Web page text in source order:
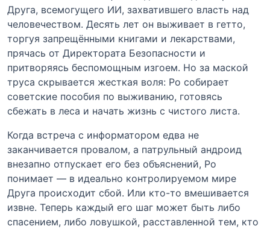
Друга, всемогущего ИИ, захватившего власть над
человечеством. Десять лет он выживает в гетто,
торгуя запрещёнными книгами и лекарствами,
прячась от Директората Безопасности и
притворяясь беспомощным изгоем. Но за маской
труса скрывается жесткая воля: Ро собирает
советские пособия по выживанию, готовясь
сбежать в леса и начать жизнь с чистого листа.
Когда встреча с информатором едва не
заканчивается провалом, а патрульный андроид
внезапно отпускает его без объяснений, Ро
понимает — в идеально контролируемом мире
Друга происходит сбой. Или кто-то вмешивается
извне. Теперь каждый его шаг может быть либо
спасением, либо ловушкой, расставленной тем, кто